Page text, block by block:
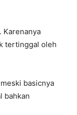
Karenanya
tertinggal oleh
basicnya
bahkan